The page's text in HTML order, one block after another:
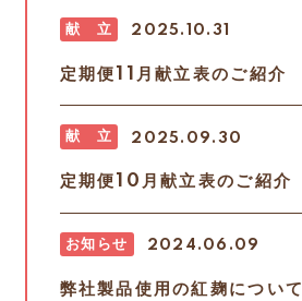
2025.10.31
献 立
定期便11月献立表のご紹介
2025.09.30
献 立
定期便10月献立表のご紹介
2024.06.09
お知らせ
弊社製品使用の紅麹について